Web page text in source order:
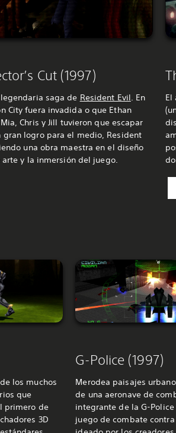
Cut (1997)
saga de Resident Evil. En
City fuera invadida o que Ethan
Chris y Jill tuvieron que escapar
gran logro para el medio, Resident
una obra maestra en el diseño
y la inmersión del juego.
El
los muchos
que
primero de
3D
G-Police (1997)
Merodea paisajes
de una aeronave de
integrante de la G-
juego de combate